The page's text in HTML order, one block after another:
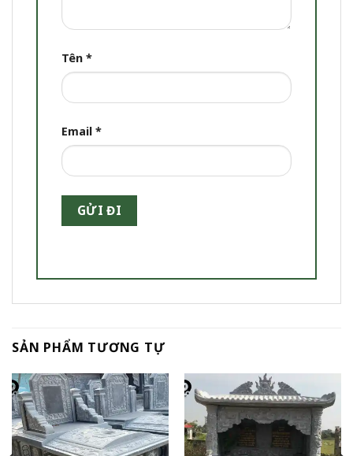
Tên *
Email *
SẢN PHẨM TƯƠNG TỰ